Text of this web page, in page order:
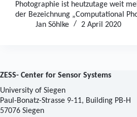
Photographie ist heutzutage weit
der Bezeichnung „Computational
Jan Söhlke
2 April 2020
ZESS- Center for Sensor Systems
University of Siegen
Paul-Bonatz-Strasse 9-11, Building PB-H
57076 Siegen